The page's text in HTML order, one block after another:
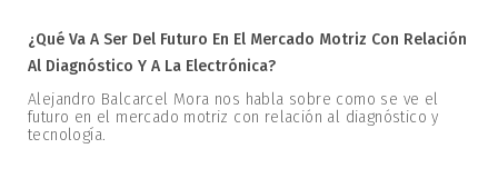
¿Qué Va A Ser Del Futuro En El Mercado Motriz Con Relación
Al Diagnóstico Y A La Electrónica?
Alejandro Balcarcel Mora nos habla sobre como se ve el
futuro en el mercado motriz con relación al diagnóstico y
tecnología.